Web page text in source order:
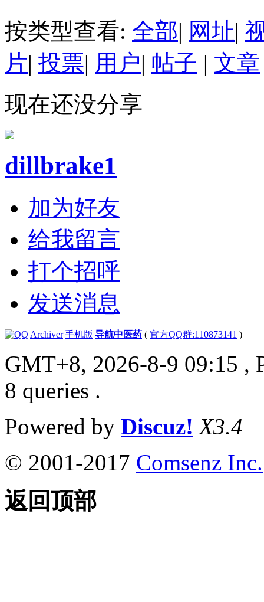
按类型查看: 全部| 网址|
片| 投票| 用户| 帖子 | 文章
现在还没分享
dillbrake1
加为好友
给我留言
打个招呼
发送消息
|Archiver|手机版|导航中医药 ( 官方QQ群:110873141 )
GMT+8, 2026-8-9 09:15 ,
8 queries .
Powered by Discuz! X3.4
© 2001-2017 Comsenz Inc.
返回顶部